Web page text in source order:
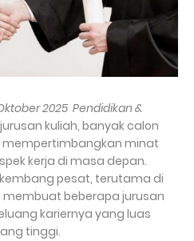
2025 Pendidikan &
kuliah, banyak calon
minat
kerja di masa depan.
pesat, terutama di
beberapa jurusan
kariernya yang luas
tinggi.